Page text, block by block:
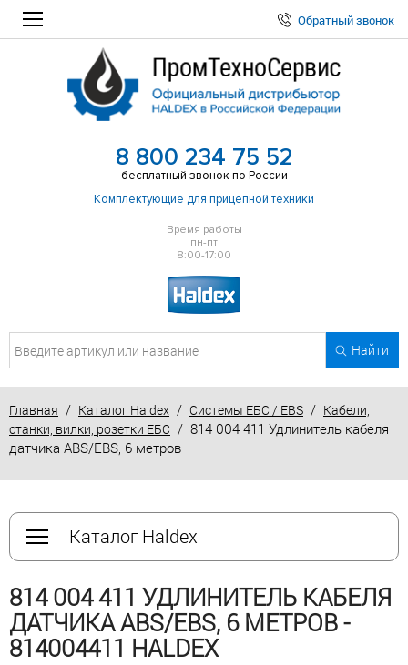
Обратный звонок
8 800 234 75 52
бесплатный звонок по России
Комплектующие для прицепной техники
Время работы
пн-пт
8:00-17:00
Найти
Главная / Каталог Haldex / Системы ЕБС / EBS / Кабели,
станки, вилки, розетки ЕБС / 814 004 411 Удлинитель кабеля
датчика ABS/EBS, 6 метров
Каталог Haldex
814 004 411 УДЛИНИТЕЛЬ КАБЕЛЯ
ДАТЧИКА ABS/EBS, 6 МЕТРОВ -
814004411 HALDEX